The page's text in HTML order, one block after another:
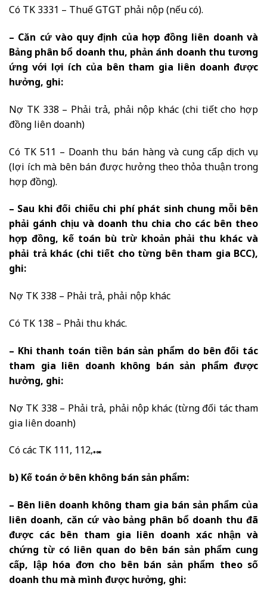
Có TK 3331 – Thuế GTGT phải nộp (nếu có).
– Căn cứ vào quy định của hợp đồng liên doanh và
Bảng phân bổ doanh thu, phản ánh doanh thu tương
ứng với lợi ích của bên tham gia liên doanh được
hưởng, ghi:
Nợ TK 338 – Phải trả, phải nộp khác (chi tiết cho hợp
đồng liên doanh)
Có TK 511 – Doanh thu bán hàng và cung cấp dịch vụ
(lợi ích mà bên bán được hưởng theo thỏa thuận trong
hợp đồng).
– Sau khi đối chiếu chi phí phát sinh chung mỗi bên
phải gánh chịu và doanh thu chia cho các bên theo
hợp đồng, kế toán bù trừ khoản phải thu khác và
phải trả khác (chi tiết cho từng bên tham gia BCC),
ghi:
Nợ TK 338 – Phải trả, phải nộp khác
Có TK 138 – Phải thu khác.
– Khi thanh toán tiền bán sản phẩm do bên đối tác
tham gia liên doanh không bán sản phẩm được
hưởng, ghi:
Nợ TK 338 – Phải trả, phải nộp khác (từng đối tác tham
gia liên doanh)
Có các TK 111, 112,…
b) Kế toán ở bên không bán sản phẩm:
– Bên liên doanh không tham gia bán sản phẩm của
liên doanh, căn cứ vào bảng phân bổ doanh thu đã
được các bên tham gia liên doanh xác nhận và
chứng từ có liên quan do bên bán sản phẩm cung
cấp, lập hóa đơn cho bên bán sản phẩm theo số
doanh thu mà mình được hưởng, ghi: